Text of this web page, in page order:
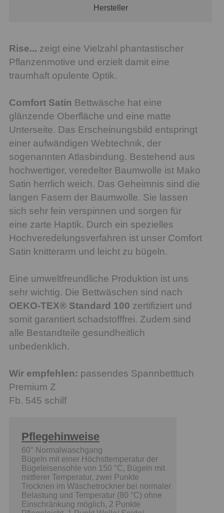
Hersteller
Rise... zeigt eine Vielzahl phantastischer
Pflanzenmotive und erzielt damit eine
traumhaft opulente Optik.
Comfort Satin Bettwäsche hat eine
glänzende Oberfläche und eine matte
Unterseite. Das Erscheinungsbild entspringt
einer aufwändigen Webtechnik, der
sogenannten Atlasbindung. Bestehend aus
hochwertiger, veredelter Baumwolle ist Mako
Satin herrlich weich. Das Geheimnis sind die
langen Fasern der Baumwolle. Sie lassen
sich sehr fein verspinnen und sorgen für
eine zarte Haptik. Durch ein spezielles
Hochveredelungsverfahren ist unser Comfort
Satin knitterarm und leicht zu bügeln.
Eine umweltfreundliche Produktion ist uns
sehr wichtig. Die Bettwäschen sind nach
OEKO-TEX® Standard 100 zertifiziert und
somit garantiert schadstofffrei. Zudem sind
alle Bestandteile gesundheitlich
unbedenklich.
Wir empfehlen: passendes Spannbetttuch
Premium Z
Fb. 545 schilf
Pflegehinweise
60° Normalwaschgang
Bügeln mit einer Höchsttemperatur der
Bügeleisensohle von 150 °C, Bügeln mit
mittlerer Temperatur, zwei Punkte
Trocknen im Wäschetrockner bei normaler
Belastung und Temperatur (80 °C) ohne
Einschränkung möglich, 2 Punkte